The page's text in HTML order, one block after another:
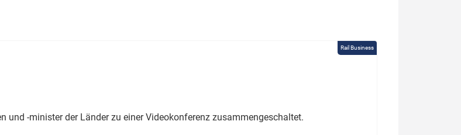
Rail Business
und -minister der Länder zu einer Videokonferenz zusammengeschaltet.